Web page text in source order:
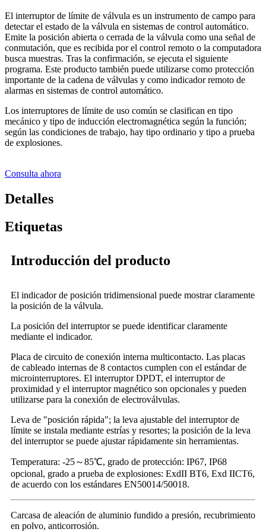
El interruptor de límite de válvula es un instrumento de campo para
detectar el estado de la válvula en sistemas de control automático.
Emite la posición abierta o cerrada de la válvula como una señal de
conmutación, que es recibida por el control remoto o la computadora
busca muestras. Tras la confirmación, se ejecuta el siguiente
programa. Este producto también puede utilizarse como protección
importante de la cadena de válvulas y como indicador remoto de
alarmas en sistemas de control automático.
Los interruptores de límite de uso común se clasifican en tipo
mecánico y tipo de inducción electromagnética según la función;
según las condiciones de trabajo, hay tipo ordinario y tipo a prueba
de explosiones.
Consulta ahora
Detalles
Etiquetas
Introducción del producto
El indicador de posición tridimensional puede mostrar claramente
la posición de la válvula.
La posición del interruptor se puede identificar claramente
mediante el indicador.
Placa de circuito de conexión interna multicontacto. Las placas
de cableado internas de 8 contactos cumplen con el estándar de
microinterruptores. El interruptor DPDT, el interruptor de
proximidad y el interruptor magnético son opcionales y pueden
utilizarse para la conexión de electroválvulas.
Leva de "posición rápida"; la leva ajustable del interruptor de
límite se instala mediante estrías y resortes; la posición de la leva
del interruptor se puede ajustar rápidamente sin herramientas.
Temperatura: -25～85℃, grado de protección: IP67, IP68
opcional, grado a prueba de explosiones: ExdII BT6, Exd IICT6,
de acuerdo con los estándares EN50014/50018.
Carcasa de aleación de aluminio fundido a presión, recubrimiento
en polvo, anticorrosión.